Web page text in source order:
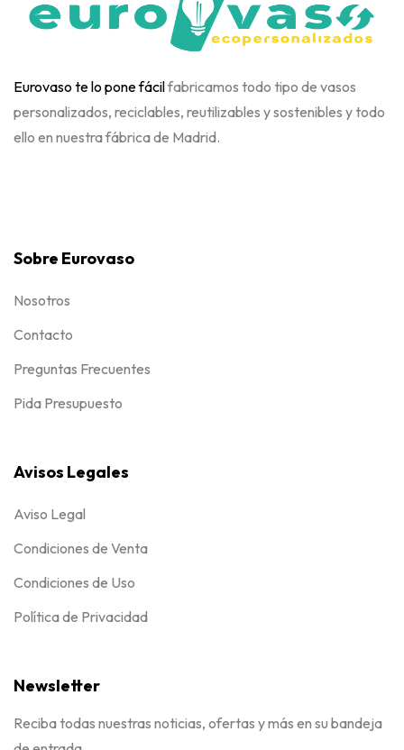
Eurovaso te lo pone fácilfabricamos todo tipo de vasos
personalizados, reciclables, reutilizables y sostenibles y todo
ello en nuestra fábrica de Madrid.
Sobre Eurovaso
Nosotros
Contacto
Preguntas Frecuentes
Pida Presupuesto
Avisos Legales
Aviso Legal
Condiciones de Venta
Condiciones de Uso
Política de Privacidad
Newsletter
Reciba todas nuestras noticias, ofertas y más en su bandeja